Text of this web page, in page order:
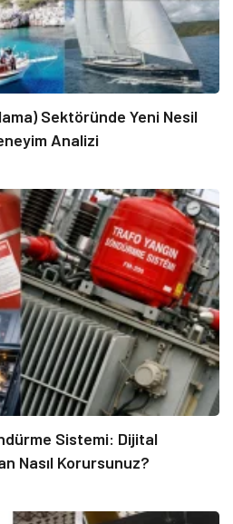
Sektöründe Yeni Nesil
Analizi
Sistemi: Dijital
Nasıl Korursunuz?